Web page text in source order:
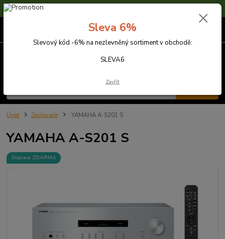
Sleva 6% na nezlevněné zboží s kódem SLEVA6
Úvod Zesilovače YAMAHA A-S201 S
YAMAHA A-S201 S
Doprava ZDARMA
Sleva 6%
Slevový kód -6% na nezlevněný sortiment v obchodě:
SLEVA6
Zavřít